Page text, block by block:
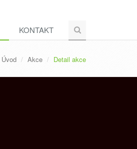
KONTAKT
Úvod Akce Detail akce